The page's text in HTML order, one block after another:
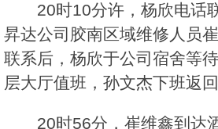
20时10分许，杨欣电话
昇达公司胶南区域维修人员
联系后，杨欣于公司宿舍等
层大厅值班，孙文杰下班返回
20时56分，崔维鑫到达